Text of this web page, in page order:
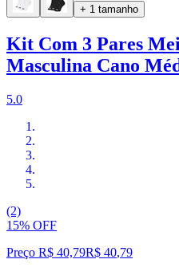
+ 1 tamanho
Kit Com 3 Pares
Masculina Cano
5.0
(2)
15% OFF
Preço R$ 40,79R$ 40,79